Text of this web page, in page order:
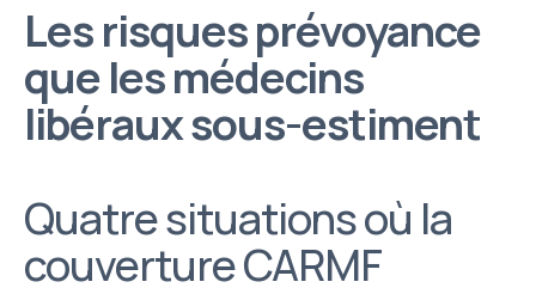
Les risques prévoyance
que les médecins
libéraux sous-estiment
Quatre situations où la
couverture CARMF